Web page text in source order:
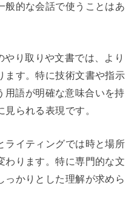
般的な会話で使うことはあ
り取りや文書では、より
ます。特に技術文書や指示
用語が明確な意味合いを持
られる表現です。
ライティングでは時と場所
わります。特に専門的な文
っかりとした理解が求めら